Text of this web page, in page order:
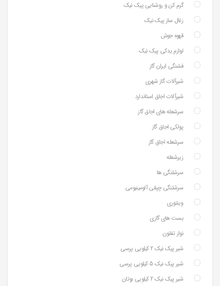
گرم کن و روشنایی پیک نیک
زغال ساز پیک نیک
قهوه جوش
لوازم یدکی پیک نیک
فشنگی ایران گاز
شیرآلات گاز شهری
شیرآلات اجاق استاندارد
سرشعله های اجاق گاز
پولکی اجاق گاز
سرشعله اجاق گاز
زیرشعله
سرشلنگی ها
سرشلنگی چپقی آلومینیومی
وینتوری
بست های گازی
نوار تفلون
شیر پیک نیک 2 کیلویی پرسی
شیر پیک نیک 5 کیلویی پرسی
شیر پیک نیک 2 کیلویی بوتان